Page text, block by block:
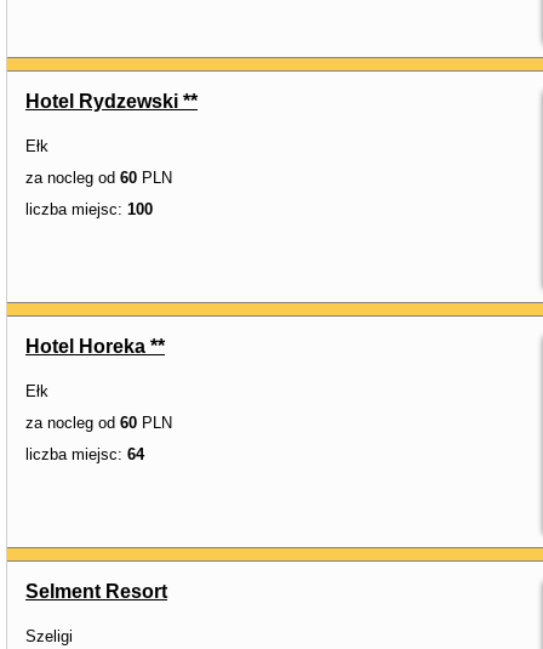
Hotel Rydzewski **
Ełk
za nocleg od 60 PLN
liczba miejsc: 100
Hotel Horeka **
Ełk
za nocleg od 60 PLN
liczba miejsc: 64
Selment Resort
Szeligi